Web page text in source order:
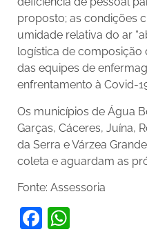
proposto; as condições
umidade relativa do ar
logística de composição
das equipes de
enfrentamento à Covid-
Os municípios de Água
Garças, Cáceres, Juína,
da Serra e Várzea
coleta e aguardam as
Fonte: Assessoria
Facebook